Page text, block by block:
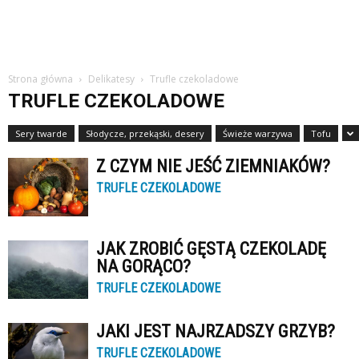
Strona główna Delikatesy Trufle czekoladowe
TRUFLE CZEKOLADOWE
Sery twarde Słodycze, przekąski, desery Świeże warzywa Tofu
Z CZYM NIE JEŚĆ ZIEMNIAKÓW?
TRUFLE CZEKOLADOWE
JAK ZROBIĆ GĘSTĄ CZEKOLADĘ
NA GORĄCO?
TRUFLE CZEKOLADOWE
JAKI JEST NAJRZADSZY GRZYB?
TRUFLE CZEKOLADOWE